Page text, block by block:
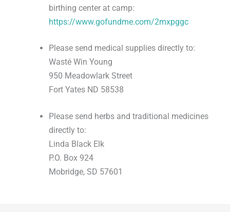
birthing center at camp:
https://www.gofundme.com/2mxpggc
Please send medical supplies directly to:
Wasté Win Young
950 Meadowlark Street
Fort Yates ND 58538
Please send herbs and traditional medicines
directly to:
Linda Black Elk
P.O. Box 924
Mobridge, SD 57601